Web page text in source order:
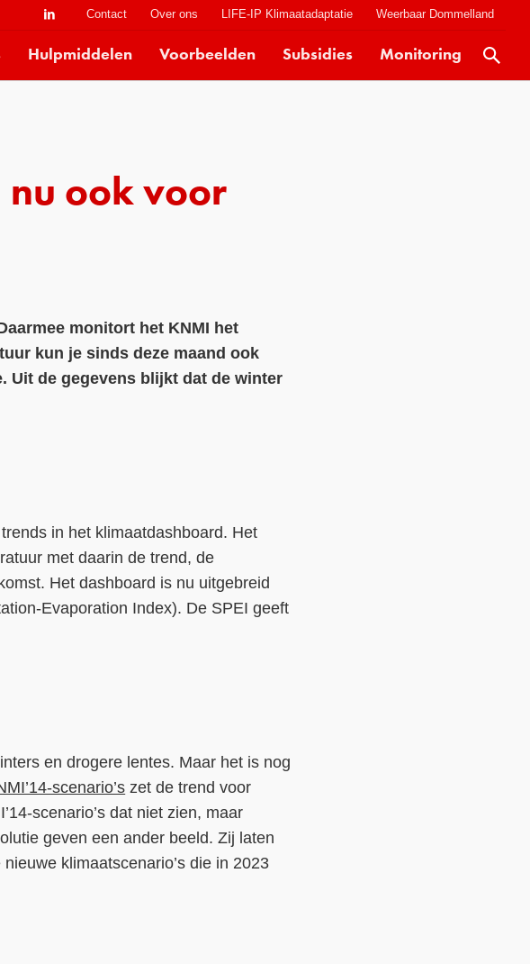
Contact Over ons LIFE-IP Klimaatadaptatie Weerbaar Dommelland
Hulpmiddelen Voorbeelden Subsidies Monitoring
nu ook voor
monitort het KNMI het
kun je sinds deze maand ook
Uit de gegevens blijkt dat de winter
in het klimaatdashboard. Het
met daarin de trend, de
Het dashboard is nu uitgebreid
Evaporation Index). De SPEI geeft
en drogere lentes. Maar het is nog
scenario’s zet de trend voor
scenario’s dat niet zien, maar
geven een ander beeld. Zij laten
klimaatscenario’s die in 2023